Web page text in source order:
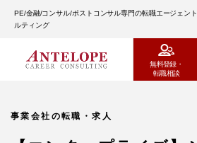
PE/金融/コンサル/ポストコンサル専門の転職エージェ
ルティング
無料登録・
転職相談
事業会社の転職・求人